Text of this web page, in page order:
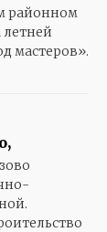
районном
летней
мастеров».